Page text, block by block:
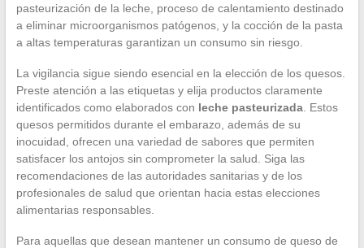
pasteurización de la leche, proceso de calentamiento destinado
a eliminar microorganismos patógenos, y la cocción de la pasta
a altas temperaturas garantizan un consumo sin riesgo.
La vigilancia sigue siendo esencial en la elección de los quesos.
Preste atención a las etiquetas y elija productos claramente
identificados como elaborados con leche pasteurizada. Estos
quesos permitidos durante el embarazo, además de su
inocuidad, ofrecen una variedad de sabores que permiten
satisfacer los antojos sin comprometer la salud. Siga las
recomendaciones de las autoridades sanitarias y de los
profesionales de salud que orientan hacia estas elecciones
alimentarias responsables.
Para aquellas que desean mantener un consumo de queso de